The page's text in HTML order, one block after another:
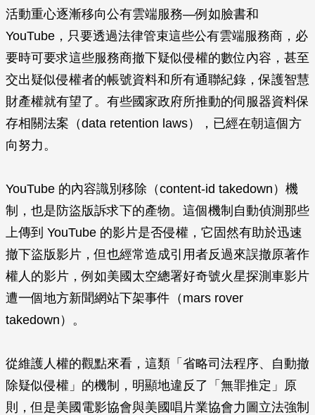
活動重心逐漸移向公有雲端服務—例如臉書和
YouTube，只要透過法律管束這些公有雲端服務商，必
要時可要求這些服務商撤下疑似侵權的數位內容，甚至
交出疑似侵權者的帳號資料和所有通聯紀錄，保護智慧
財產權就有望了。有些國家政府所推動的伺服器資料保
存相關法案（data retention laws），已經在朝這個方
向努力。
YouTube 的內容識別移除（content-id takedown）機
制，也是防盜版訴求下的產物。這個機制自動偵測那些
上傳到 YouTube 的影片是否侵權，它固然有助於迅速
撤下盜版影片，但也經常造成引用者反過來誤撤原著作
權人的影片，例如美國太空總署好奇號火星探測車影片
遭一個地方新聞網站下架事件（mars rover
takedown）。
從維護人權的觀點來看，這類「省略司法程序、自動撤
除疑似侵權」的機制，明顯地違反了「無罪推定」原
則，但是美國電影協會與美國唱片業協會力圖立法強制